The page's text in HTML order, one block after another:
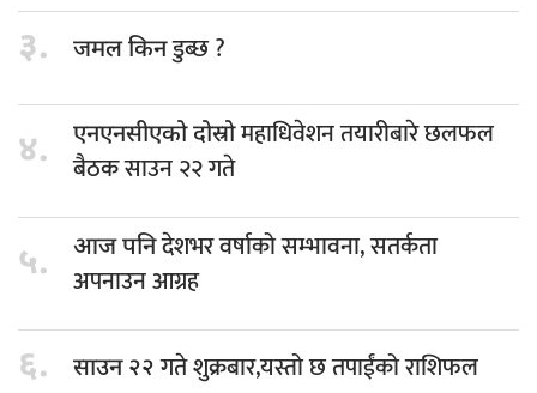
३. जमल किनडुब्छ ?
४. एनएनसीएको दोस्रोमहाधिवेशन तयारीबारे छलफल
बैठक साउन २२ गते
५. आज पनिदेशभर वर्षाको सम्भावना, सतर्कता
अपनाउन आग्रह
६. साउन २२गते शुक्रबार,यस्तो छ तपाईंको राशिफल